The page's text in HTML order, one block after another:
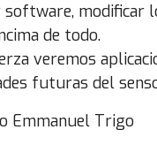
modificar
de todo.
veremos
futuras del
Emmanuel Trigo